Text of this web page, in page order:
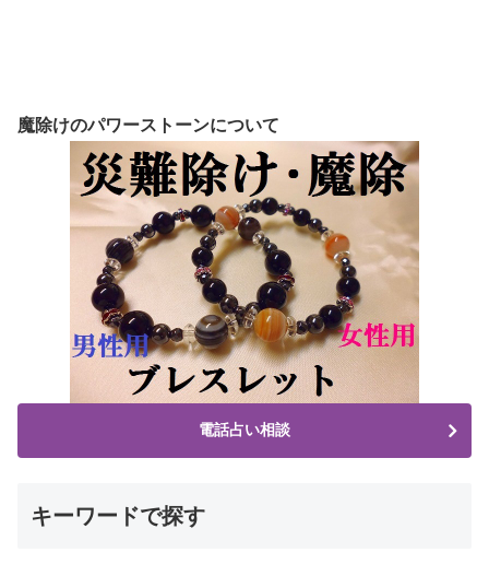
魔除けのパワーストーンについて
電話占い相談
キーワードで探す